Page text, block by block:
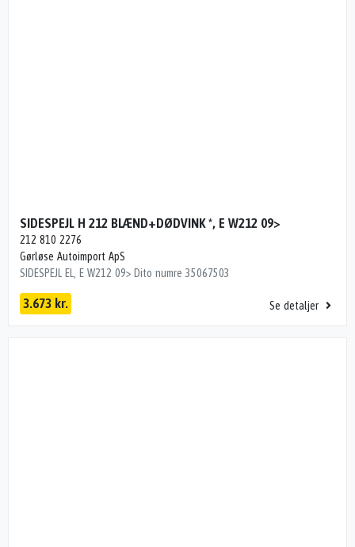
SIDESPEJL H 212 BLÆND+DØDVINK *, E W212 09>
212 810 2276
Gørløse Autoimport ApS
SIDESPEJL EL, E W212 09> Dito numre 35067503
3.673 kr. Se detaljer